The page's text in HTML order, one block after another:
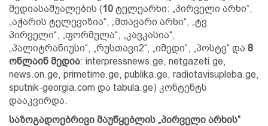
მედიასაშუალების (10 ტელეარხი: „პირველი არხი“,
„აჭარის ტელევიზია“, „მთავარი არხი“, „ტვ
პირველი“, „ფორმულა“, „კავკასია“,
„პალიტრანიუსი“, „რუსთავი2“, „იმედი“, „პოსტვ“ და 8
ონლაინ მედია: interpressnews.ge, netgazeti.ge,
news.on.ge, primetime.ge, publika.ge, radiotavisupleba.ge,
sputnik-georgia.com და tabula.ge) კონტენტს
დააკვირდა.
საზოგადოებრივი მაუწყებლის „პირველი არხის“